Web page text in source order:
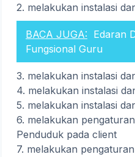
2. melakukan instalasi
BACA JUGA: Edaran
Fungsional Guru
3. melakukan instalasi
4. melakukan instalasi
5. melakukan instalasi
6. melakukan
Penduduk pada client
7. melakukan